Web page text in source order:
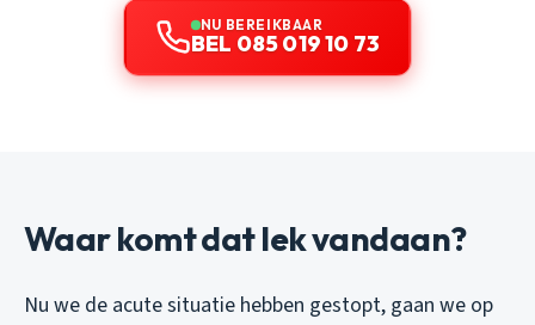
NU BEREIKBAAR
BEL 085 019 10 73
Waar komt dat lek vandaan?
Nu we de acute situatie hebben gestopt, gaan we op